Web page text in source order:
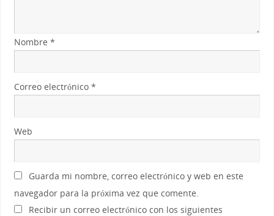
Nombre *
Correo electrónico *
Web
Guarda mi nombre, correo electrónico y web en este
navegador para la próxima vez que comente.
Recibir un correo electrónico con los siguientes